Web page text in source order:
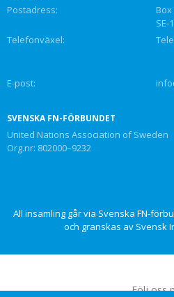
Postadress:
Box
SE-
Telefonväxel:
E-post:
SVENSKA FN-FÖRBUNDET
United Nations Association of Sweden
Org.nr: 802000–9232
All insamling går via Svenska FN-
och granskas av Svensk
Följ oss